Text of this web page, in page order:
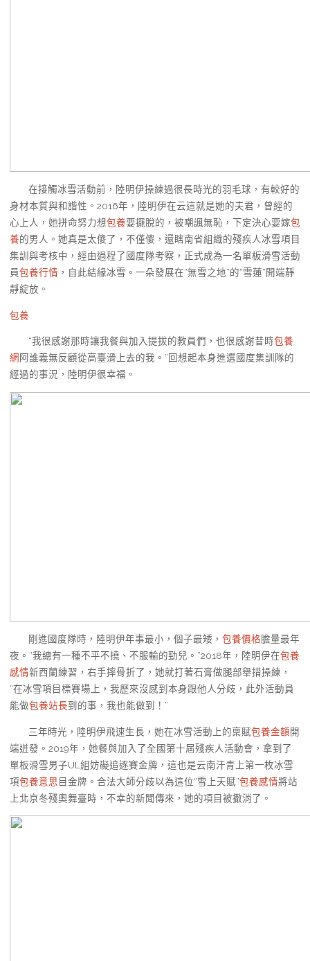
在接觸冰雪活動前，陸明伊操練過很長時光的羽毛球，有較好的
身材本質與和諧性。2016年，陸明伊在云這就是她的夫君，曾經的
心上人，她拼命努力想包養要擺脫的，被嘲諷無恥，下定決心要嫁包
養的男人。她真是太傻了，不僅傻，還瞎南省組織的殘疾人冰雪項目
集訓與考核中，經由過程了國度隊考察，正式成為一名單板滑雪活動
員包養行情 ，自此結緣冰雪。一朵發展在“無雪之地”的“雪蓮”開端靜
靜綻放。
包養
“我很感謝那時讓我餐與加入提拔的教員們，也很感謝昔時包養
網 阿誰義無反顧從高臺滑上去的我。”回想起本身進選國度集訓隊的
經過的事況，陸明伊很幸福。
剛進國度隊時，陸明伊年事最小，個子最矮， 包養價格膽量最年
夜。“我總有一種不平不撓、不服輸的勁兒。”2018年，陸明伊在包養
感情新西蘭練習，右手摔骨折了，她就打著石膏做腿部舉措操練，
“在冰雪項目標賽場上，我歷來沒感到本身跟他人分歧，此外活動員
能做包養站長到的事，我也能做到！”
三年時光，陸明伊飛速生長，她在冰雪活動上的稟賦包養金額開
端迸發。2019年，她餐與加入了全國第十屆殘疾人活動會，拿到了
單板滑雪男子UL組妨礙追逐賽金牌，這也是云南汗青上第一枚冰雪
項包養意思 目金牌。合法大師分歧以為這位“雪上天賦”包養感情將站
上北京冬殘奧舞臺時，不幸的新聞傳來，她的項目被撤消了。